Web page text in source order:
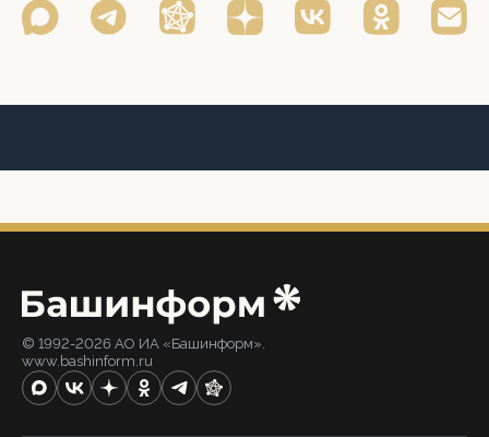
© 1992-2026 АО ИА «Башинформ».
www.bashinform.ru